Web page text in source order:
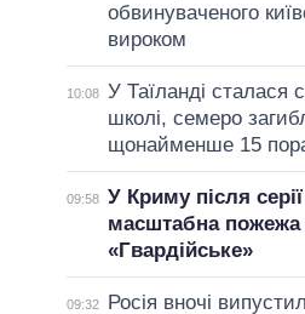
обвинуваченого
вироком
10:08 У Таїланді сталася
школі, семеро
щонайменше 15
09:58 У Криму після
масштабна пожежа
«Гвардійське»
09:32
Росія вночі